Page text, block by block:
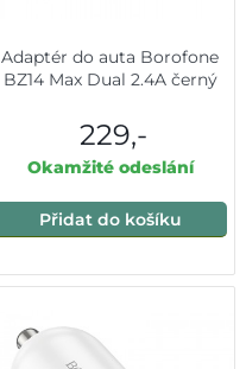
Adaptér do auta Borofone
BZ14 Max Dual 2.4A černý
229,-
Okamžité odeslání
Přidat do košíku